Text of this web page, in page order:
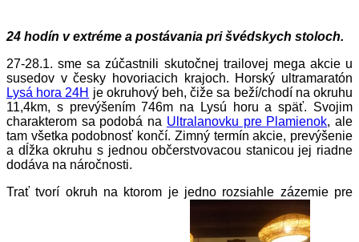
24 hodín v extréme a postávania pri švédskych stoloch.
27-28.1. sme sa zúčastnili skutočnej trailovej mega akcie u
susedov v česky hovoriacich krajoch. Horský ultramaratón
Lysá hora 24H je okruhový beh, čiže sa beží/chodí na okruhu
11,4km, s prevýšením 746m na Lysú horu a späť. Svojim
charakterom sa podobá na Ultralanovku pre Plamienok, ale
tam všetka podobnosť končí. Zimný termín akcie, prevýšenie
a dĺžka okruhu s jednou občerstvovacou stanicou jej riadne
dodáva na náročnosti.
Trať tvorí okruh na ktorom je jedno rozsiahle zázemie pre